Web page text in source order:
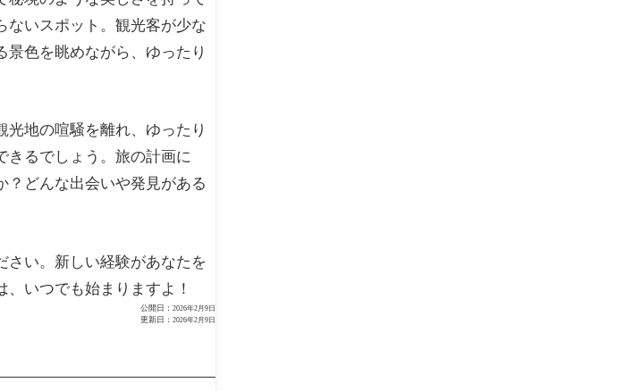
ないスポット。観光客が少な
色を眺めながら、ゆったり
地の喧騒を離れ、ゆったり
きるでしょう。旅の計画に
？どんな出会いや発見がある
さい。新しい経験があなたを
いつでも始まりますよ！
公開日： 2026年2月9日
更新日： 2026年2月9日